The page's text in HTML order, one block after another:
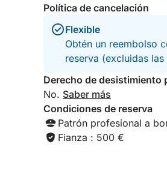
Política de cancelación
Flexible
Obtén un reembolso
reserva (excluidas
Derecho de desistimiento
No. Saber más
Condiciones de reserva
Patrón profesional a
Fianza : 500 €